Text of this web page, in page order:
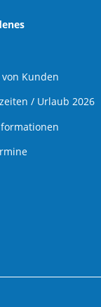
von Kunden
/ Urlaub 2026